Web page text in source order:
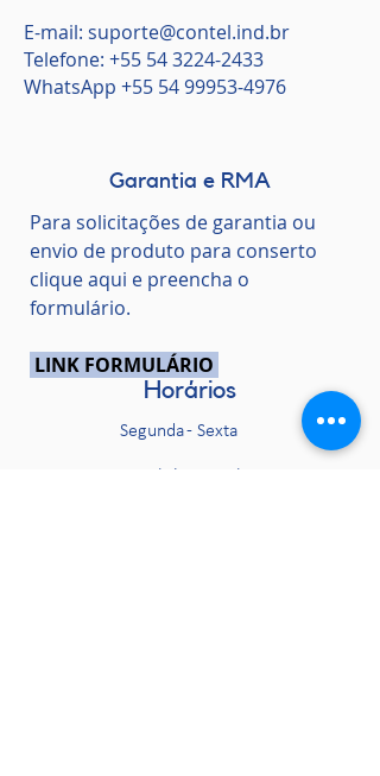
E-mail: suporte@contel.ind.br
Telefone: +55 54 3224-2433
WhatsApp +55 54 99953-4976
Garantia e RMA
Para solicitações de garantia ou
envio de produto para conserto
clique aqui e preencha o
formulário.
LINK FORMULÁRIO
Horários
Segunda - Sexta